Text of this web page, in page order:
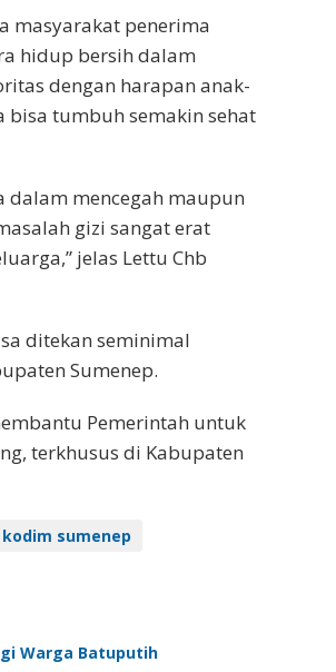
masyarakat penerima
hidup bersih dalam
dengan harapan anak-
bisa tumbuh semakin sehat
dalam mencegah maupun
gizi sangat erat
jelas Lettu Chb
ditekan seminimal
Sumenep.
Pemerintah untuk
terkhusus di Kabupaten
sumenep
Warga Batuputih